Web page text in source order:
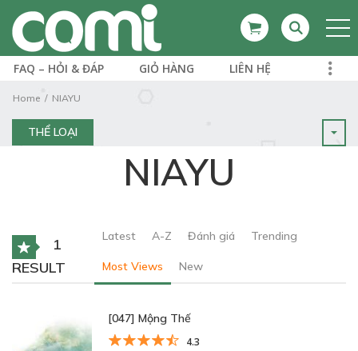
FAQ – HỎI & ĐÁP GIỎ HÀNG LIÊN HỆ
Home NIAYU
THỂ LOẠI
NIAYU
1
RESULT
Latest A-Z Đánh giá Trending
Most Views New
[047] Mộng Thế
4.3